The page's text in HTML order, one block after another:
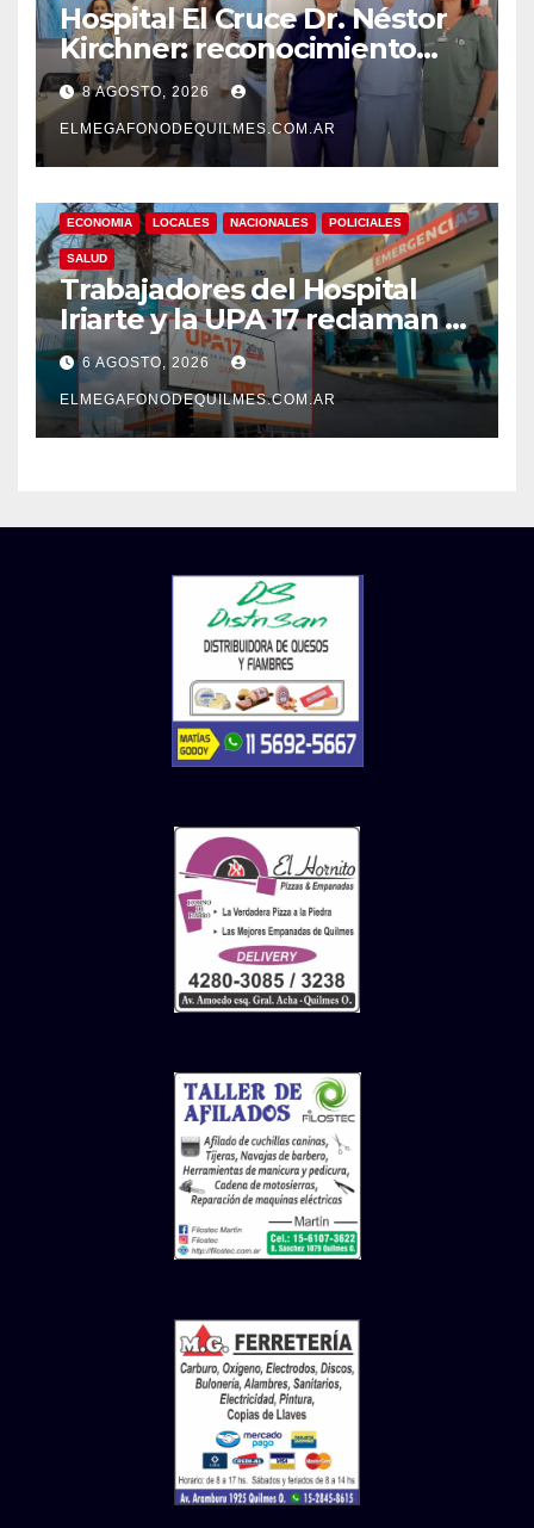
Hospital El Cruce Dr. Néstor
Kirchner: reconocimiento
internacional a la calidad de
su atención
8 AGOSTO, 2026
ELMEGAFONODEQUILMES.COM.AR
ECONOMIA LOCALES NACIONALES POLICIALES
SALUD
Trabajadores del Hospital
Iriarte y la UPA 17 reclaman el
pase a planta de becarios y
mejoras laborales
6 AGOSTO, 2026
ELMEGAFONODEQUILMES.COM.AR